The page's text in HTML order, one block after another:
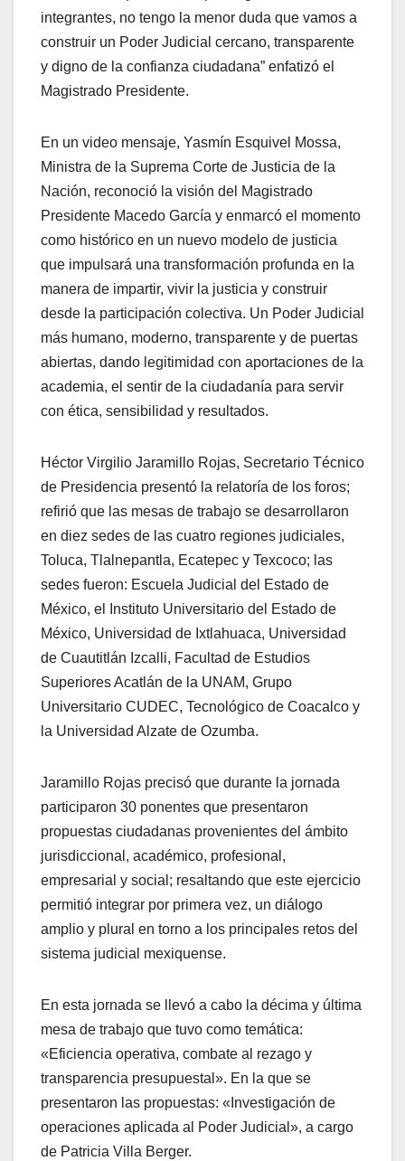
integrantes, no tengo la menor duda que vamos a
construir un Poder Judicial cercano, transparente
y digno de la confianza ciudadana” enfatizó el
Magistrado Presidente.
En un video mensaje, Yasmín Esquivel Mossa,
Ministra de la Suprema Corte de Justicia de la
Nación, reconoció la visión del Magistrado
Presidente Macedo García y enmarcó el momento
como histórico en un nuevo modelo de justicia
que impulsará una transformación profunda en la
manera de impartir, vivir la justicia y construir
desde la participación colectiva. Un Poder Judicial
más humano, moderno, transparente y de puertas
abiertas, dando legitimidad con aportaciones de la
academia, el sentir de la ciudadanía para servir
con ética, sensibilidad y resultados.
Héctor Virgilio Jaramillo Rojas, Secretario Técnico
de Presidencia presentó la relatoría de los foros;
refirió que las mesas de trabajo se desarrollaron
en diez sedes de las cuatro regiones judiciales,
Toluca, Tlalnepantla, Ecatepec y Texcoco; las
sedes fueron: Escuela Judicial del Estado de
México, el Instituto Universitario del Estado de
México, Universidad de Ixtlahuaca, Universidad
de Cuautitlán Izcalli, Facultad de Estudios
Superiores Acatlán de la UNAM, Grupo
Universitario CUDEC, Tecnológico de Coacalco y
la Universidad Alzate de Ozumba.
Jaramillo Rojas precisó que durante la jornada
participaron 30 ponentes que presentaron
propuestas ciudadanas provenientes del ámbito
jurisdiccional, académico, profesional,
empresarial y social; resaltando que este ejercicio
permitió integrar por primera vez, un diálogo
amplio y plural en torno a los principales retos del
sistema judicial mexiquense.
En esta jornada se llevó a cabo la décima y última
mesa de trabajo que tuvo como temática:
«Eficiencia operativa, combate al rezago y
transparencia presupuestal». En la que se
presentaron las propuestas: «Investigación de
operaciones aplicada al Poder Judicial», a cargo
de Patricia Villa Berger.